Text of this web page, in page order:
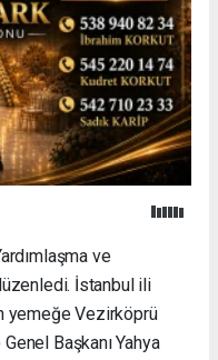
ve
İstanbul ili
yemeğe Vezirköprü
Başkanı Yahya